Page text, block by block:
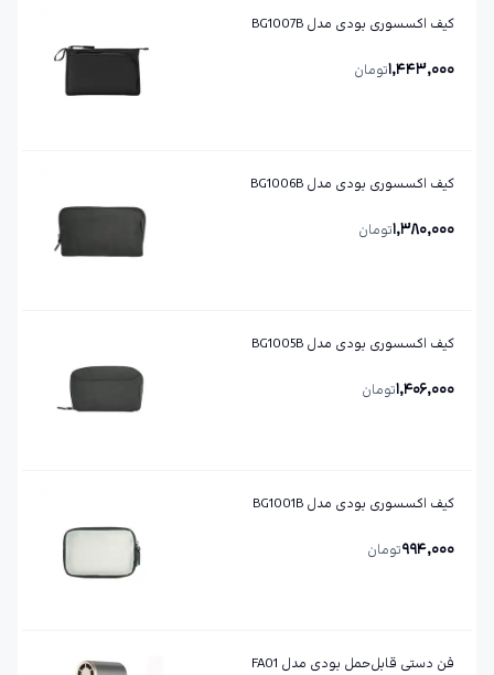
کیف اکسسوری بودی مدل BG1007B
1,443,000تومان
کیف اکسسوری بودی مدل BG1006B
1,380,000تومان
کیف اکسسوری بودی مدل BG1005B
1,406,000تومان
کیف اکسسوری بودی مدل BG1001B
994,000تومان
فن دستی قابل‌حمل بودی مدل FA01